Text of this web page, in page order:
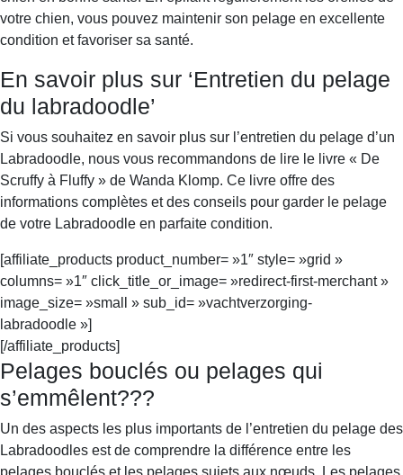
votre chien, vous pouvez maintenir son pelage en excellente
condition et favoriser sa santé.
En savoir plus sur ‘Entretien du pelage
du labradoodle’
Si vous souhaitez en savoir plus sur l’entretien du pelage d’un
Labradoodle, nous vous recommandons de lire le livre « De
Scruffy à Fluffy » de Wanda Klomp. Ce livre offre des
informations complètes et des conseils pour garder le pelage
de votre Labradoodle en parfaite condition.
[affiliate_products product_number= »1″ style= »grid »
columns= »1″ click_title_or_image= »redirect-first-merchant »
image_size= »small » sub_id= »vachtverzorging-
labradoodle »]
[/affiliate_products]
Pelages bouclés ou pelages qui
s’emmêlent???
Un des aspects les plus importants de l’entretien du pelage des
Labradoodles est de comprendre la différence entre les
pelages bouclés et les pelages sujets aux nœuds. Les pelages